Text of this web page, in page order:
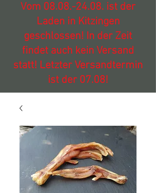
Vom 08.08.-24.08. ist der
Laden in Kitzingen
geschlossen! In der Zeit
findet auch kein Versand
statt! Letzter Versandtermin
ist der 07.08!